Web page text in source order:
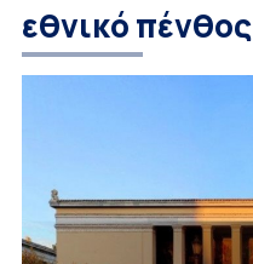
εθνικό πένθος